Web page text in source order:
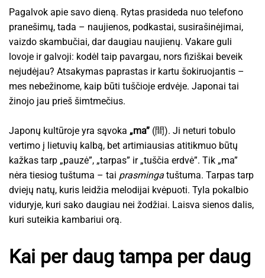
Pagalvok apie savo dieną. Rytas prasideda nuo telefono
pranešimų, tada – naujienos, podkastai, susirašinėjimai,
vaizdo skambučiai, dar daugiau naujienų. Vakare guli
lovoje ir galvoji: kodėl taip pavargau, nors fiziškai beveik
nejudėjau? Atsakymas paprastas ir kartu šokiruojantis –
mes nebežinome, kaip būti tuščioje erdvėje. Japonai tai
žinojo jau prieš šimtmečius.
Japonų kultūroje yra sąvoka „ma” (間). Ji neturi tobulo
vertimo į lietuvių kalbą, bet artimiausias atitikmuo būtų
kažkas tarp „pauzė”, „tarpas” ir „tuščia erdvė”. Tik „ma”
nėra tiesiog tuštuma – tai prasminga tuštuma. Tarpas tarp
dviejų natų, kuris leidžia melodijai kvėpuoti. Tyla pokalbio
viduryje, kuri sako daugiau nei žodžiai. Laisva sienos dalis,
kuri suteikia kambariui orą.
Kai per daug tampa per daug